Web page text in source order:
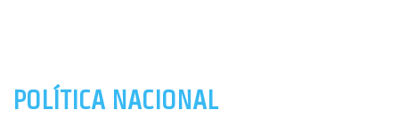
POLÍTICA NACIONAL